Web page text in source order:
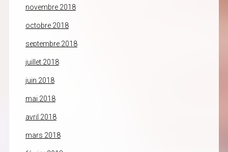
novembre 2018
octobre 2018
septembre 2018
juillet 2018
juin 2018
mai 2018
avril 2018
mars 2018